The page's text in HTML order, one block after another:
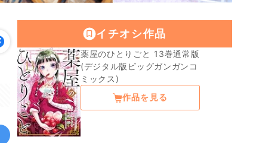
イチオシ作品
薬屋のひとりごと 13巻通常版
(デジタル版ビッグガンガンコ
ミックス)
作品を見る